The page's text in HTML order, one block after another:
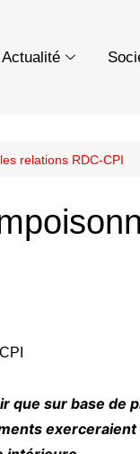
Actualité
relations RDC-CPI
que sur base de